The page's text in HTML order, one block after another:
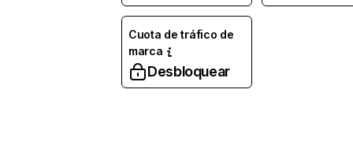
Cuota de tráfico de
marca
Desbloquear